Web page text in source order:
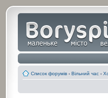
Список форумів ‹ Вільний час ‹